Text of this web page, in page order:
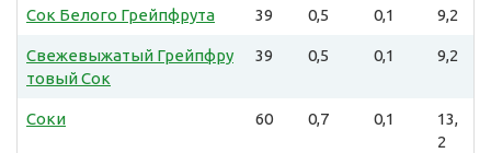
Сок Белого Грейпфрута 39 0,5 0,1 9,2
Свежевыжатый Грейпфру
товый Сок
39 0,5 0,1 9,2
Соки 60 0,7 0,1
13,
2